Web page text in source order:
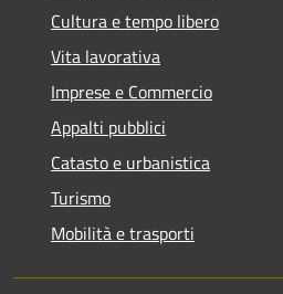
Cultura e tempo libero
Vita lavorativa
Imprese e Commercio
Appalti pubblici
Catasto e urbanistica
Turismo
Mobilità e trasporti